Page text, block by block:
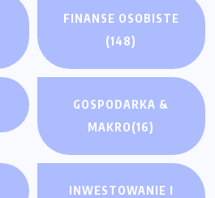
FINANSE OSOBISTE
(148)
GOSPODARKA &
MAKRO(16)
INWESTOWANIE I